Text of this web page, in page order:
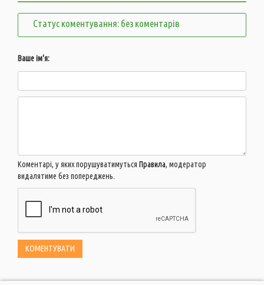
Статус коментування: без коментарів
Ваше ім'я:
Коментарі, у яких порушуватимуться Правила, модератор
видалятиме без попереджень.